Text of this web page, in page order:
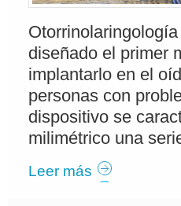
diseñado el primer
implantarlo en el
personas con
dispositivo se
milimétrico una
Leer más